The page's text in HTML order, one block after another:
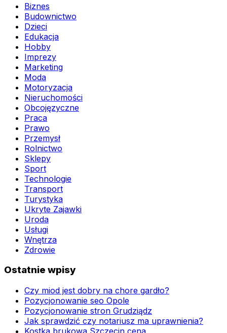
Biznes
Budownictwo
Dzieci
Edukacja
Hobby
Imprezy
Marketing
Moda
Motoryzacja
Nieruchomości
Obcojęzyczne
Praca
Prawo
Przemysł
Rolnictwo
Sklepy
Sport
Technologie
Transport
Turystyka
Ukryte Zajawki
Uroda
Usługi
Wnętrza
Zdrowie
Ostatnie wpisy
Czy miod jest dobry na chore gardło?
Pozycjonowanie seo Opole
Pozycjonowanie stron Grudziądz
Jak sprawdzić czy notariusz ma uprawnienia?
Kostka brukowa Szczecin cena